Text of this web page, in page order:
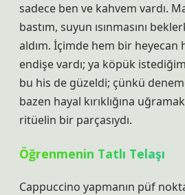
sadece ben ve kahvem vardı.
bastım, suyun ısınmasını
aldım. İçimde hem bir
endişe vardı; ya köpük
bu his de güzeldi; çünkü
bazen hayal kırıklığına
ritüelin bir parçasıydı.
Öğrenmenin Tatlı Telaşı
Cappuccino yapmanın püf